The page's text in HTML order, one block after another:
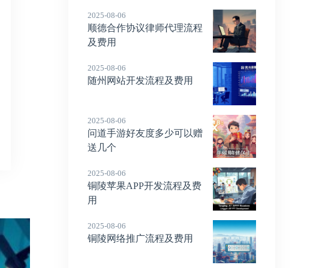
2025-08-06
顺德合作协议律师代理流程
及费用
2025-08-06
随州网站开发流程及费用
2025-08-06
问道手游好友度多少可以赠
送几个
2025-08-06
铜陵苹果APP开发流程及费
用
2025-08-06
铜陵网络推广流程及费用